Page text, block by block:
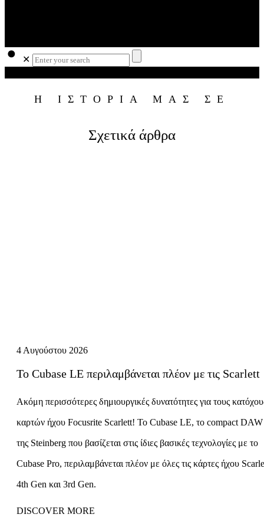
✕
Η ΙΣΤΟΡΙΑ ΜΑΣ ΣΕ
Σχετικά άρθρα
4 Αυγούστου 2026
Το Cubase LE περιλαμβάνεται πλέον με τις Scarlett
Ακόμη περισσότερες δημιουργικές δυνατότητες για τους
καρτών ήχου Focusrite Scarlett! Το Cubase LE, το compact DAW
της Steinberg που βασίζεται στις ίδιες βασικές τεχνολογίες με το
Cubase Pro, περιλαμβάνεται πλέον με όλες τις κάρτες ήχου
4th Gen και 3rd Gen.
DISCOVER MORE